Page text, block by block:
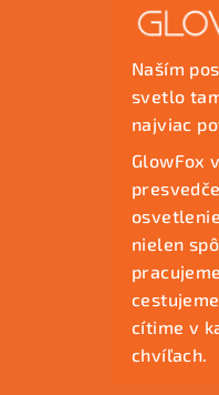
Naším
svetlo
najviac
GlowFox
nielen
cítime v
chvíľach.